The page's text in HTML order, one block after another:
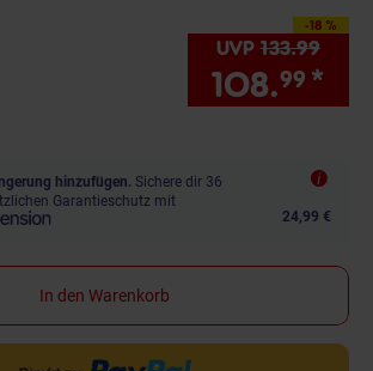
-18 %
Sie Sparen 18 Prozent,
UVP 133.99UVP
108.99 *
hinzufügen. Sichere dir 36
Garantieschutz mit
24,99 €
In den Warenkorb